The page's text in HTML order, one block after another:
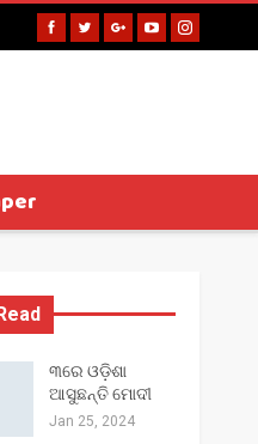
୩ରେ ଓଡ଼ିଶା
ଆସୁଛନ୍ତି ମୋଦୀ
Jan 25, 2024